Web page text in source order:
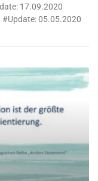
17.09.2020
#Update: 05.05.2020